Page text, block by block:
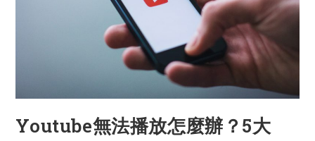
Youtube無法播放怎麼辦？5大